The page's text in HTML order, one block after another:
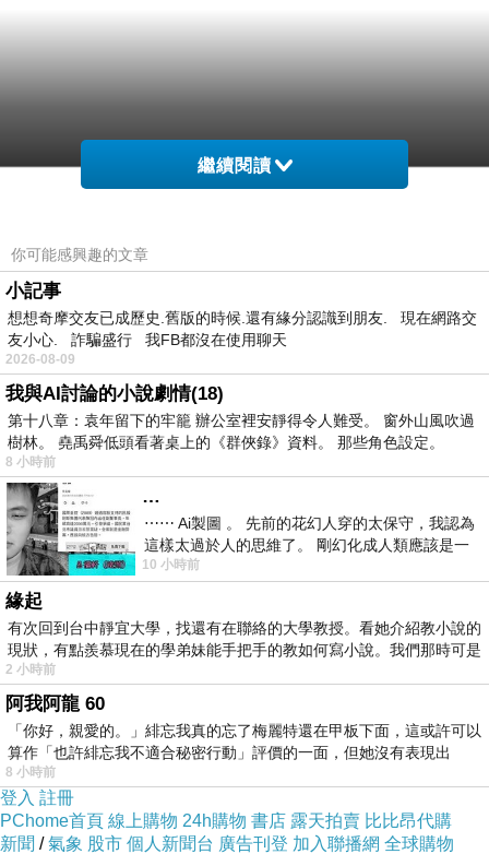
繼續閱讀
你可能感興趣的文章
小記事
想想奇摩交友已成歷史.舊版的時候.還有緣分認識到朋友. 現在網路交
友小心. 詐騙盛行 我FB都沒在使用聊天
2026-08-09
我與AI討論的小說劇情(18)
第十八章：袁年留下的牢籠 辦公室裡安靜得令人難受。 窗外山風吹過
樹林。 堯禹舜低頭看著桌上的《群俠錄》資料。 那些角色設定。
8 小時前
…
⋯⋯ Ai製圖 。 先前的花幻人穿的太保守，我認為
這樣太過於人的思維了。 剛幻化成人類應該是一
絲不掛吧？ 當然這樣是創不出
10 小時前
緣起
有次回到台中靜宜大學，找還有在聯絡的大學教授。看她介紹教小說的
現狀，有點羨慕現在的學弟妹能手把手的教如何寫小說。我們那時可是
2 小時前
阿我阿龍 60
「你好，親愛的。」緋忘我真的忘了梅麗特還在甲板下面，這或許可以
算作「也許緋忘我不適合秘密行動」評價的一面，但她沒有表現出
8 小時前
登入 註冊
PChome首頁 線上購物 24h購物 書店 露天拍賣 比比昂代購
新聞 /氣象 股市 個人新聞台 廣告刊登 加入聯播網 全球購物